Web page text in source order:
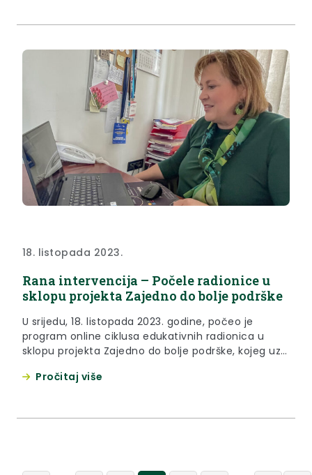
18. listopada 2023.
Rana intervencija – Počele radionice u
sklopu projekta Zajedno do bolje podrške
U srijedu, 18. listopada 2023. godine, počeo je
program online ciklusa edukativnih radionica u
sklopu projekta Zajedno do bolje podrške, kojeg uz
Hrvatska udruga za ranu intervenciju u djetinjstvu u
Pročitaj više